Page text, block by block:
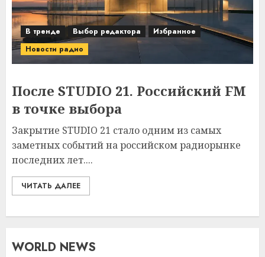
В тренде Выбор редактора
Избранное
Новости радио
После STUDIO 21. Российский FM
в точке выбора
Закрытие STUDIO 21 стало одним из самых
заметных событий на российском радиорынке
последних лет....
ЧИТАТЬ ДАЛЕЕ
WORLD NEWS